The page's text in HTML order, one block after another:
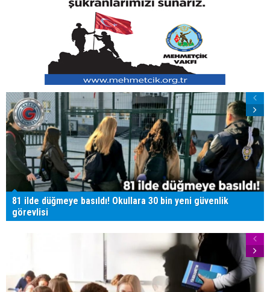
81 ilde düğmeye basıldı! Okullara 30 bin yeni güvenlik
görevlisi